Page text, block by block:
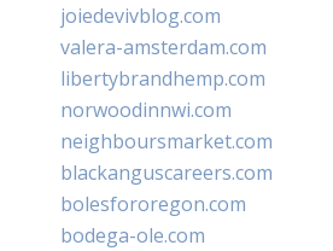
joiedevivblog.com
valera-amsterdam.com
libertybrandhemp.com
norwoodinnwi.com
neighboursmarket.com
blackanguscareers.com
bolesfororegon.com
bodega-ole.com